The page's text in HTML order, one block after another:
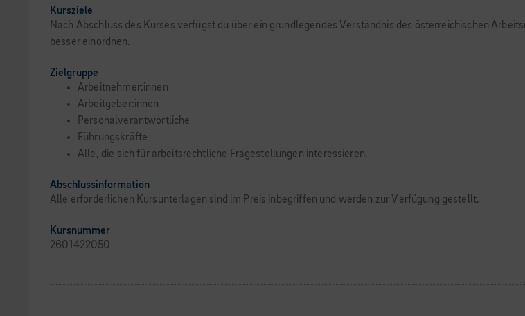
Kursziele
Nach Abschluss des Kurses verfügst du über ein grundlegendes Verständnis des österreichischen
besser einordnen.
Zielgruppe
Arbeitnehmer:innen
Arbeitgeber:innen
Personalverantwortliche
Führungskräfte
Alle, die sich für arbeitsrechtliche Fragestellungen interessieren.
Abschlussinformation
Alle erforderlichen Kursunterlagen sind im Preis inbegriffen und werden zur Verfügung gestellt.
Kursnummer
2601422050